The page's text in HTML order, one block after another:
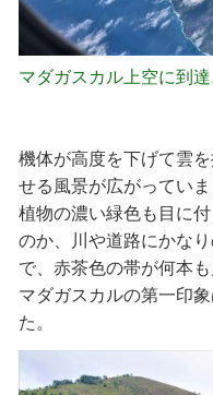
マダガスカル上空に到
機体が高度を下げて雲
せる風景が広がっていま
植物の濃い緑色も目に
のか、川や道路にかな
で、赤茶色の帯が何本も
マダガスカルの第一印
た。